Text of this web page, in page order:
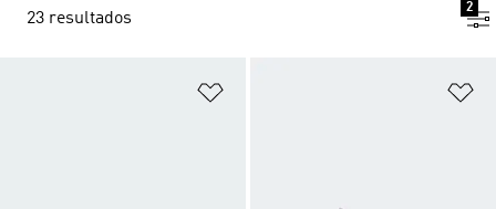
23 resultados
2